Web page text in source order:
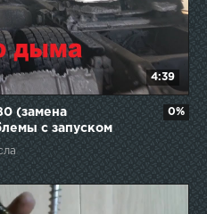
4:39
(замена
с запуском
0%